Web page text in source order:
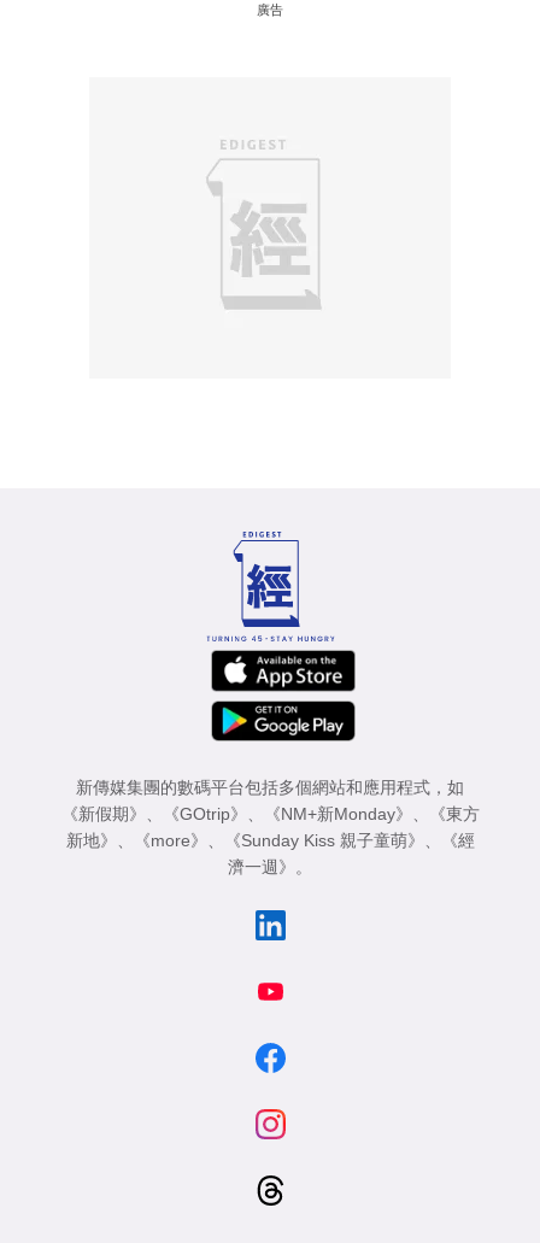
廣告
新傳媒集團的數碼平台包括多個網站和應用程式，如
《新假期》
《GOtrip》 《NM+新Monday》
《東方
新地》
《more》 《Sunday Kiss 親子童萌》
《經
濟一週》
。